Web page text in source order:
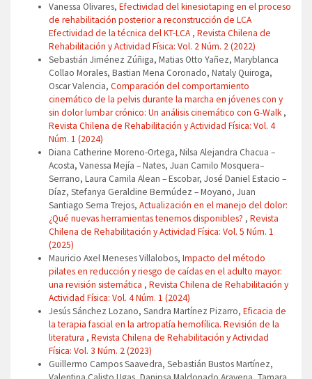
Vanessa Olivares, Efectividad del kinesiotaping en el proceso
de rehabilitación posterior a reconstrucción de LCA
Efectividad de la técnica del KT-LCA, Revista Chilena de
Rehabilitación y Actividad Física: Vol. 2 Núm. 2 (2022)
Sebastián Jiménez Zúñiga, Matias Otto Yañez, Maryblanca
Collao Morales, Bastian Mena Coronado, Nataly Quiroga,
Oscar Valencia, Comparación del comportamiento
cinemático de la pelvis durante la marcha en jóvenes con y
sin dolor lumbar crónico: Un análisis cinemático con G-Walk,
Revista Chilena de Rehabilitación y Actividad Física: Vol. 4
Núm. 1 (2024)
Diana Catherine Moreno-Ortega, Nilsa Alejandra Chacua –
Acosta, Vanessa Mejía – Nates, Juan Camilo Mosquera–
Serrano, Laura Camila Alean – Escobar, José Daniel Estacio –
Díaz, Stefanya Geraldine Bermúdez – Moyano, Juan
Santiago Serna Trejos, Actualización en el manejo del dolor:
¿Qué nuevas herramientas tenemos disponibles? , Revista
Chilena de Rehabilitación y Actividad Física: Vol. 5 Núm. 1
(2025)
Mauricio Axel Meneses Villalobos, Impacto del método
pilates en reducción y riesgo de caídas en el adulto mayor:
una revisión sistemática , Revista Chilena de Rehabilitación y
Actividad Física: Vol. 4 Núm. 1 (2024)
Jesús Sánchez Lozano, Sandra Martínez Pizarro, Eficacia de
la terapia fascial en la artropatía hemofílica. Revisión de la
literatura , Revista Chilena de Rehabilitación y Actividad
Física: Vol. 3 Núm. 2 (2023)
Guillermo Campos Saavedra, Sebastián Bustos Martínez,